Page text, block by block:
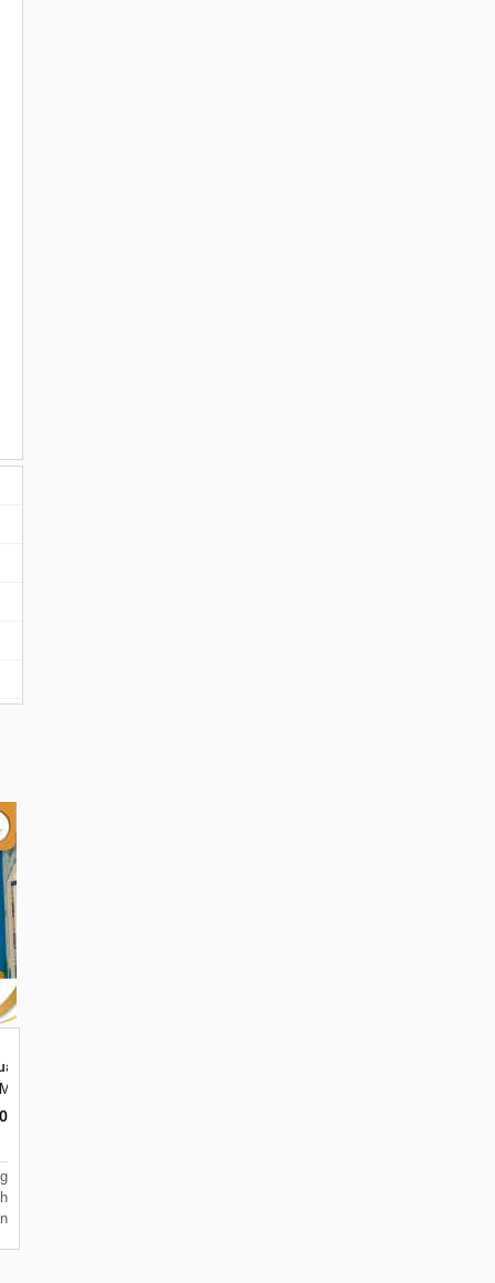
Jawa Timur 65144
Kelas Sekolah
Kec. Lowokwaru, Kota Malang, Jawa Timur 65144